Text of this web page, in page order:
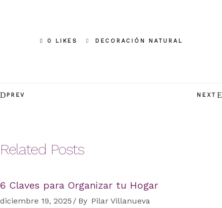
0 LIKES DECORACIÓN NATURAL
PREV NEXT
Related Posts
6 Claves para Organizar tu Hogar
diciembre 19, 2025 By Pilar Villanueva